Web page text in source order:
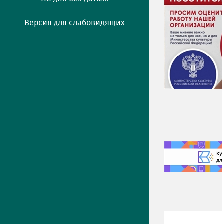
Версия для слабовидящих